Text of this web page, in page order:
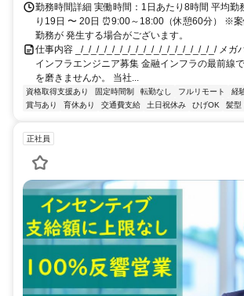
勤務時間詳細 実働時間：1日あたり8時間 平均勤
り19日 〜 20日 ⏰9:00～18:00（休憩60分） ※
勤務が 発生する場合がございます。
仕事内容 _/_/_/_/_/_/_/_/_/_/_/_/_/_/_/_/_/_/ メガ
インフラエンジニア募集 金融インフラの最前線
を磨きませんか。 当社...
資格取得支援あり 固定時間制 転勤なし フルリモート 経
賞与あり
育休あり 交通費支給 土日祝休み ひげOK 髪型
正社員